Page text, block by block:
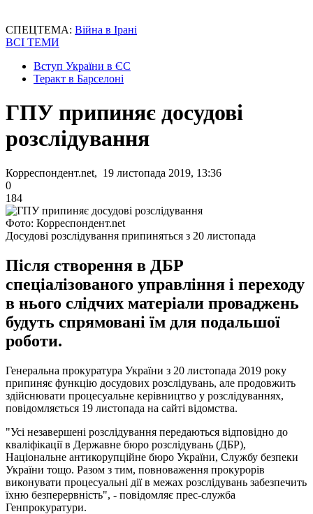
СПЕЦТЕМА: Війна в Ірані
ВСІ ТЕМИ
Вступ України в ЄС
Теракт в Барселоні
ГПУ припиняє досудові
розслідування
Корреспондент.net, 19 листопада 2019, 13:36
0
184
Фото: Корреспондент.net
Досудові розслідування припиняться з 20 листопада
Після створення в ДБР
спеціалізованого управління і переходу
в нього слідчих матеріали проваджень
будуть спрямовані їм для подальшої
роботи.
Генеральна прокуратура України з 20 листопада 2019 року
припиняє функцію досудових розслідувань, але продовжить
здійснювати процесуальне керівництво у розслідуваннях,
повідомляється 19 листопада на сайті відомства.
"Усі незавершені розслідування передаються відповідно до
кваліфікації в Державне бюро розслідувань (ДБР),
Національне антикорупційне бюро України, Службу безпеки
України тощо. Разом з тим, повноваження прокурорів
виконувати процесуальні дії в межах розслідувань забезпечить
їхню безперервність", - повідомляє прес-служба
Генпрокуратури.